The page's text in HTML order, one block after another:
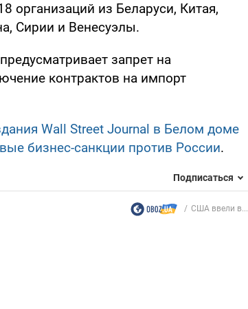
организаций из Беларуси, Китая,
Сирии и Венесуэлы.
запрет на
контрактов на импорт
Wall Street Journal в Белом доме
бизнес-санкции против России.
Подписаться
США ввели в...